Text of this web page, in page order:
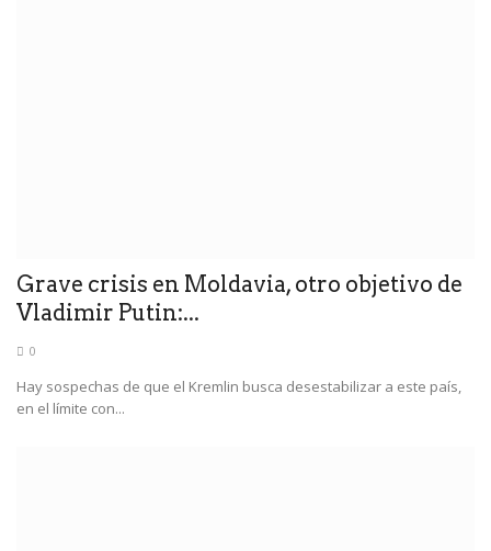
Grave crisis en Moldavia, otro objetivo de
Vladimir Putin:...
0
Hay sospechas de que el Kremlin busca desestabilizar a este país,
en el límite con...